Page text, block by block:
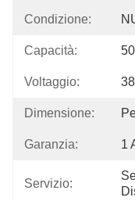
Condizione:
Capacità:
Voltaggio:
Dimensione:
Garanzia: 1
Servizio: